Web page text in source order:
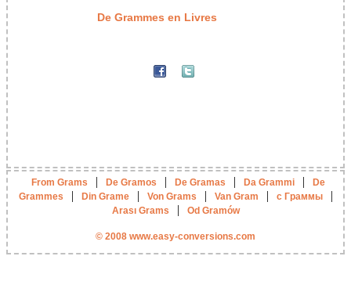
De Grammes en Livres
From Grams | De Gramos | De Gramas | Da Grammi |
De
Grammes
| Din Grame | Von Grams | Van Gram | с Граммы |
Arası Grams | Od Gramów
© 2008 www.easy-conversions.com